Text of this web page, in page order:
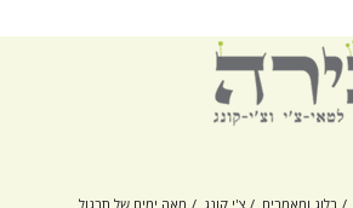
/ בלוג ומאמרים / צ'י קונג / מאה ימים של תרגול